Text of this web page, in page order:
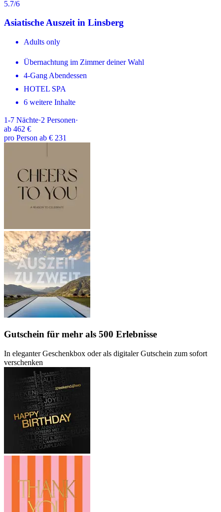
5.7/6
Asiatische Auszeit in Linsberg
Adults only
Übernachtung im Zimmer deiner Wahl
4-Gang Abendessen
HOTEL SPA
6 weitere Inhalte
1-7 Nächte·2 Personen·
ab 462 €
pro Person ab € 231
Gutschein für mehr als 500 Erlebnisse
In eleganter Geschenkbox oder als digitaler Gutschein zum sofort
verschenken